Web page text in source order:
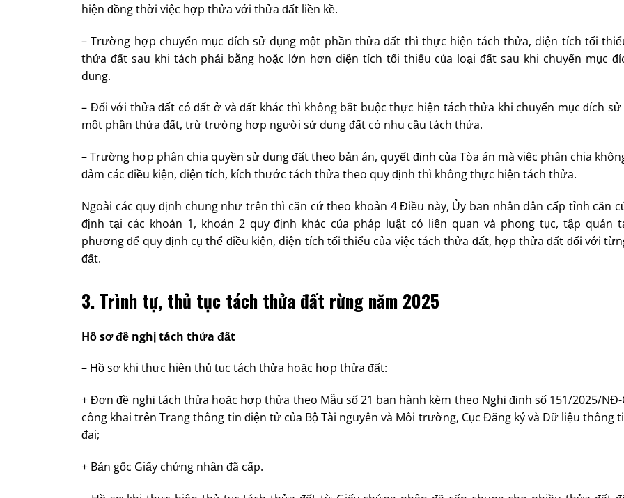
hiện đồng thời việc hợp thửa với thửa đất liền kề.
– Trường hợp chuyển mục đích sử dụng một phần thửa đất thì thực hiện tách thửa, diện tích tối
thửa đất sau khi tách phải bằng hoặc lớn hơn diện tích tối thiểu của loại đất sau khi chuyển mục
dụng.
– Đối với thửa đất có đất ở và đất khác thì không bắt buộc thực hiện tách thửa khi chuyển mục đích sử
một phần thửa đất, trừ trường hợp người sử dụng đất có nhu cầu tách thửa.
– Trường hợp phân chia quyền sử dụng đất theo bản án, quyết định của Tòa án mà việc phân chia
đảm các điều kiện, diện tích, kích thước tách thửa theo quy định thì không thực hiện tách thửa.
Ngoài các quy định chung như trên thì căn cứ theo khoản 4 Điều này, Ủy ban nhân dân cấp tỉnh căn
định tại các khoản 1, khoản 2 quy định khác của pháp luật có liên quan và phong tục, tập quán
phương để quy định cụ thể điều kiện, diện tích tối thiểu của việc tách thửa đất, hợp thửa đất đối với
đất.
3. Trình tự, thủ tục tách thửa đất rừng năm 2025
Hồ sơ đề nghị tách thửa đất
– Hồ sơ khi thực hiện thủ tục tách thửa hoặc hợp thửa đất:
+ Đơn đề nghị tách thửa hoặc hợp thửa theo Mẫu số 21 ban hành kèm theo Nghị định số 151/2025/NĐ-
công khai trên Trang thông tin điện tử của Bộ Tài nguyên và Môi trường, Cục Đăng ký và Dữ liệu thông
đai;
+ Bản gốc Giấy chứng nhận đã cấp.